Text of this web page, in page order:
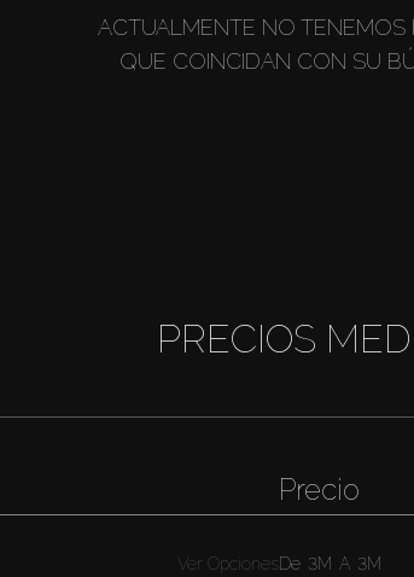
ACTUALMENTE NO TENEMOS
QUE COINCIDAN CON SU
PRECIOS
Ver Opciones
Precio
De 3M A 3M